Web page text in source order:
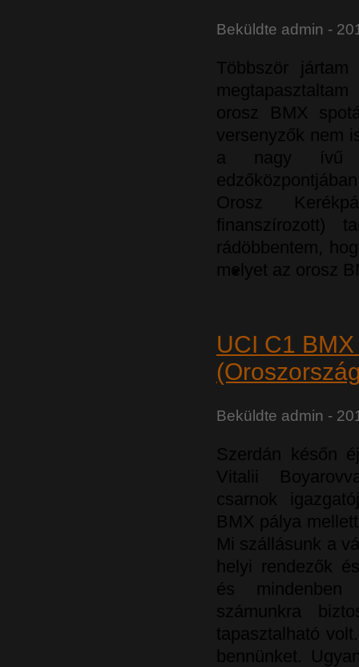
Beküldte admin -
Többször
orosz BMX
versenyzők nem
a nagy ívű
Orosz
finanszírozott)
rádöbbentem,
melyet az orosz
UCI C1
Beküldte admin -
Szerdán későn
Vitalii
csarnok
BMX pálya
Mi szállásunk a
helyi rendezők
és
számunkra
tapasztalható
bennünket.